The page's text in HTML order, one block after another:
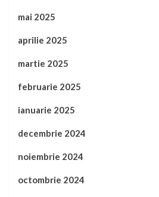
mai 2025
aprilie 2025
martie 2025
februarie 2025
ianuarie 2025
decembrie 2024
noiembrie 2024
octombrie 2024